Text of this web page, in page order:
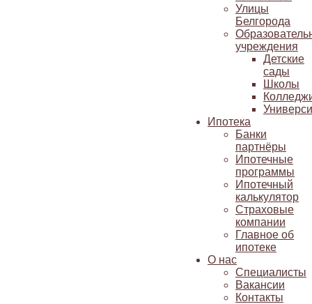
Улицы
Белгорода
учреждения
Детские
сады
Школы
Ипотека
Банки
партнёры
Ипотечные
программы
Ипотечный
калькулятор
Страховые
компании
Главное об
ипотеке
О нас
Специалисты
Вакансии
Контакты